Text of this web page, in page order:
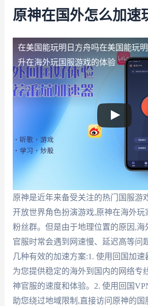
原神在国外怎么加速
在美国能玩明日方舟吗在美国能玩
升在海外玩国服游戏的体验
原神是近年来备受关注的热门国服游
开放世界角色扮演游戏,原神在海外玩
粉丝群。但是由于地理位置的原因,海
官服时常会遇到网速慢、延迟高等问
几种有效的加速方案:1. 使用回国加速
为您提供稳定的海外到国内的网络专
神官服的速度和体验。2. 使用回国
助您绕过地域限制,直接访问原神的